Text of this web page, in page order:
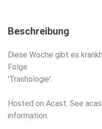
Beschreibung
Diese Woche gibt es
Folge
'Trashologie'.
Hosted on Acast. See
information.